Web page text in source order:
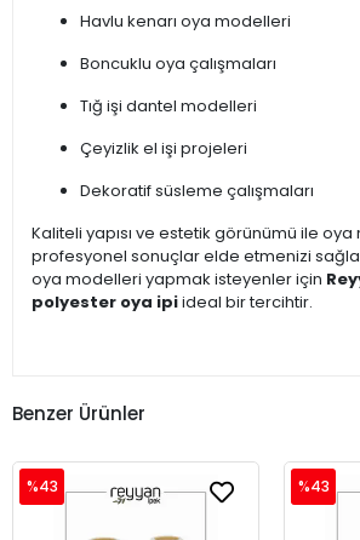
Havlu kenarı oya modelleri
Boncuklu oya çalışmaları
Tığ işi dantel modelleri
Çeyizlik el işi projeleri
Dekoratif süsleme çalışmaları
Kaliteli yapısı ve estetik görünümü ile
profesyonel sonuçlar elde etmenizi
oya modelleri yapmak isteyenler için
polyester oya ipiideal bir tercihtir.
Benzer Ürünler
%43 %43